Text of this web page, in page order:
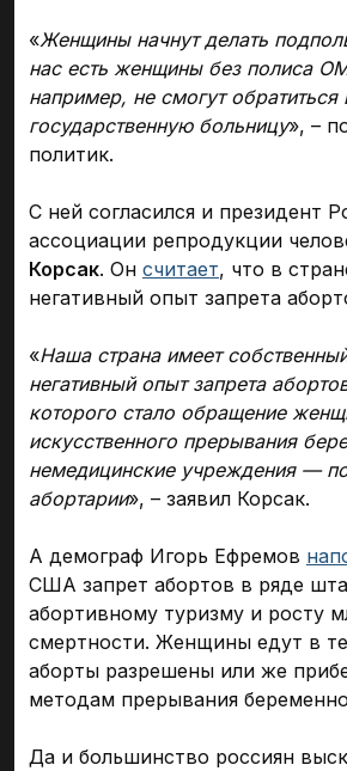
«Женщины начнут делать
нас есть женщины без полиса
например, не смогут обратиться
государственную больницу», –
политик.
С ней согласился и президент
ассоциации репродукции
Корсак. Он считает, что в
негативный опыт запрета
«Наша страна имеет
негативный опыт запрета
которого стало обращение
искусственного прерывания
немедицинские учреждения —
абортарии», – заявил Корсак.
А демограф Игорь Ефремов
США запрет абортов в ряде
абортивному туризму и росту
смертности. Женщины едут в
аборты разрешены или же
методам прерывания
Да и большинство россиян